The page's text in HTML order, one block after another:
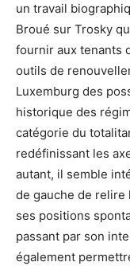
un travail
Broué sur Trosky
fournir aux tenants
outils de
Luxemburg des
historique des
catégorie du
redéfinissant les
autant, il semble
de gauche de relire
ses positions
passant par son
également